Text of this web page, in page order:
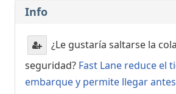
Info
¿Le gustaría saltarse la
seguridad? Fast Lane reduce el
embarque y permite llegar